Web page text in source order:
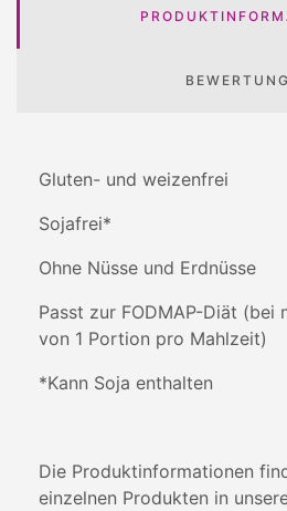
Gluten- und weizenfrei
Sojafrei*
Ohne Nüsse und Erdnüsse
Passt zur FODMAP-Diät (bei
von 1 Portion pro Mahlzeit)
*Kann Soja enthalten
Die Produktinformationen
einzelnen Produkten in